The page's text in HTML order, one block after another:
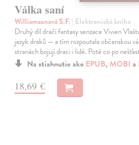
Válka saní
Williamsonová S.F. | Elektronická kniha
Druhý díl dračí fantasy senzace Vivien
jazyk draků — a tím rozpoutala občanskou
stranách bojují draci i lidé. Poté co po
Na stiahnutie ako EPUB, MOBI a
18,69 €